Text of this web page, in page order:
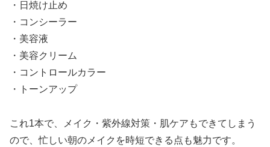
・日焼け止め
・コンシーラー
・美容液
・美容クリーム
・コントロールカラー
・トーンアップ
これ1本で、メイク・紫外線対策・肌ケアもできてしまう
ので、忙しい朝のメイクを時短できる点も魅力です。